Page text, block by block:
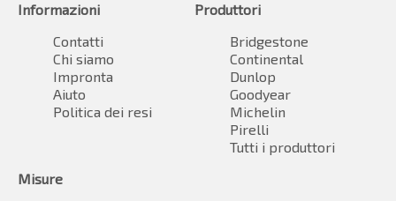
Informazioni
Contatti
Chi siamo
Impronta
Aiuto
Politica dei resi
Produttori
Bridgestone
Continental
Dunlop
Goodyear
Michelin
Pirelli
Tutti i produttori
Misure